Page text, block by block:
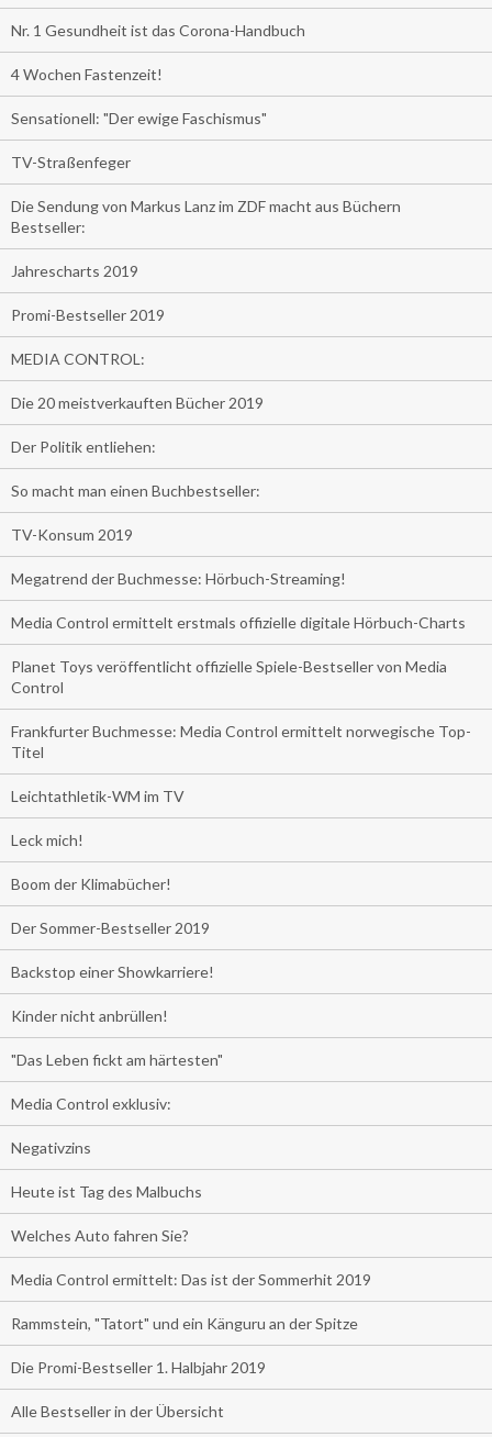
Nr. 1 Gesundheit ist das Corona-Handbuch
4 Wochen Fastenzeit!
Sensationell: "Der ewige Faschismus"
TV-Straßenfeger
Die Sendung von Markus Lanz im ZDF macht aus Büchern
Bestseller:
Jahrescharts 2019
Promi-Bestseller 2019
MEDIA CONTROL:
Die 20 meistverkauften Bücher 2019
Der Politik entliehen:
So macht man einen Buchbestseller:
TV-Konsum 2019
Megatrend der Buchmesse: Hörbuch-Streaming!
Media Control ermittelt erstmals offizielle digitale Hörbuch-Charts
Planet Toys veröffentlicht offizielle Spiele-Bestseller von Media
Control
Frankfurter Buchmesse: Media Control ermittelt norwegische Top-
Titel
Leichtathletik-WM im TV
Leck mich!
Boom der Klimabücher!
Der Sommer-Bestseller 2019
Backstop einer Showkarriere!
Kinder nicht anbrüllen!
"Das Leben fickt am härtesten"
Media Control exklusiv:
Negativzins
Heute ist Tag des Malbuchs
Welches Auto fahren Sie?
Media Control ermittelt: Das ist der Sommerhit 2019
Rammstein, "Tatort" und ein Känguru an der Spitze
Die Promi-Bestseller 1. Halbjahr 2019
Alle Bestseller in der Übersicht